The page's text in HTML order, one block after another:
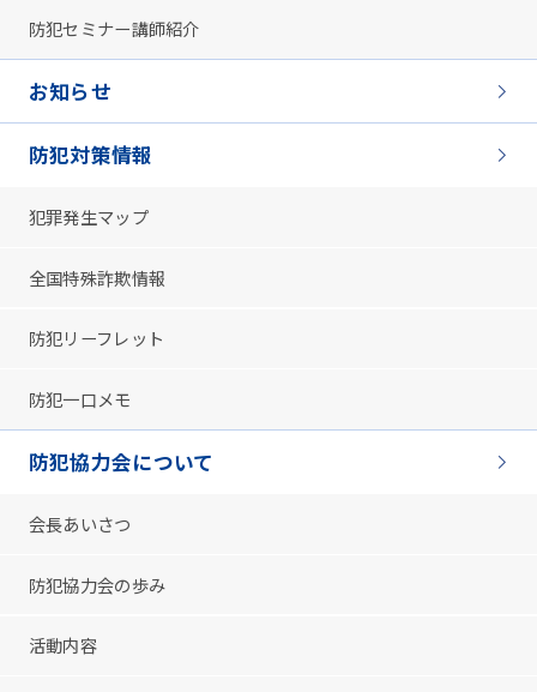
防犯セミナー講師紹介
お知らせ
防犯対策情報
犯罪発生マップ
全国特殊詐欺情報
防犯リーフレット
防犯一口メモ
防犯協力会について
会長あいさつ
防犯協力会の歩み
活動内容